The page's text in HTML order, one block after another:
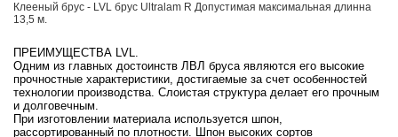
Клееный брус - LVL брус Ultralam R Допустимая максимальная длинна
13,5 м.
ПРЕИМУЩЕСТВА LVL.
Одним из главных достоинств ЛВЛ бруса являются его высокие
прочностные характеристики, достигаемые за счет особенностей
технологии производства. Слоистая структура делает его прочным
и долговечным.
При изготовлении материала используется шпон,
рассортированный по плотности. Шпон высоких сортов